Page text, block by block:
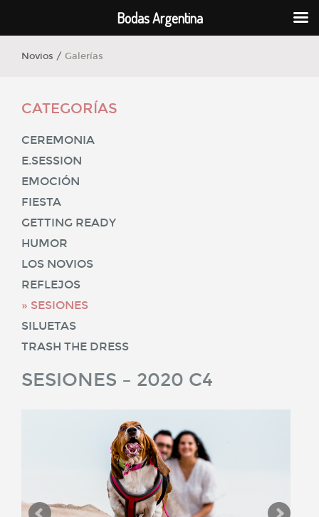
Novios / Galerías
CATEGORÍAS
CEREMONIA
E.SESSION
EMOCIÓN
FIESTA
GETTING READY
HUMOR
LOS NOVIOS
REFLEJOS
SESIONES
SILUETAS
TRASH THE DRESS
SESIONES – 2020 C4
Bodas Argentina